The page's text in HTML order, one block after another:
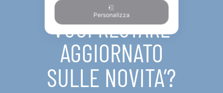
VUOI RESTARE
AGGIORNATO
SULLE NOVITA’?
Personalizza